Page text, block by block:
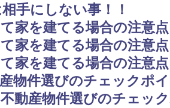
手にしない事！！
家を建てる場合の注意
家を建てる場合の注意
家を建てる場合の注意
物件選びのチェックポ
動産物件選びのチェッ